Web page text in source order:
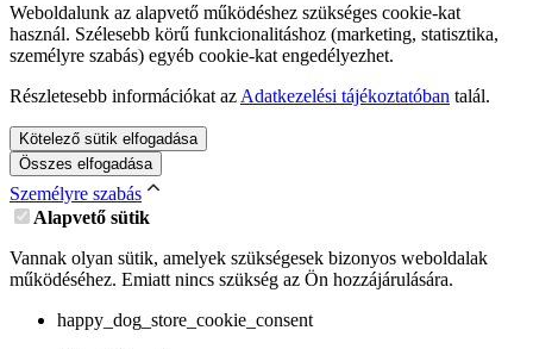
Weboldalunk az alapvető működéshez szükséges cookie-kat
használ. Szélesebb körű funkcionalitáshoz (marketing, statisztika,
személyre szabás) egyéb cookie-kat engedélyezhet.
Részletesebb információkat az Adatkezelési tájékoztatóban talál.
Kötelező sütik elfogadása
Összes elfogadása
Személyre szabás
Alapvető sütik
Vannak olyan sütik, amelyek szükségesek bizonyos weboldalak
működéséhez. Emiatt nincs szükség az Ön hozzájárulására.
happy_dog_store_cookie_consent